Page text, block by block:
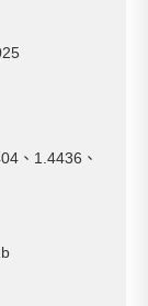
、1.4436、